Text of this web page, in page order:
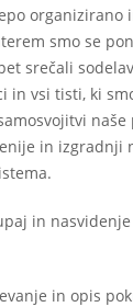
organizirano
smo se
srečali
in vsi tisti, ki
naše
in izgradnji
in
in opis